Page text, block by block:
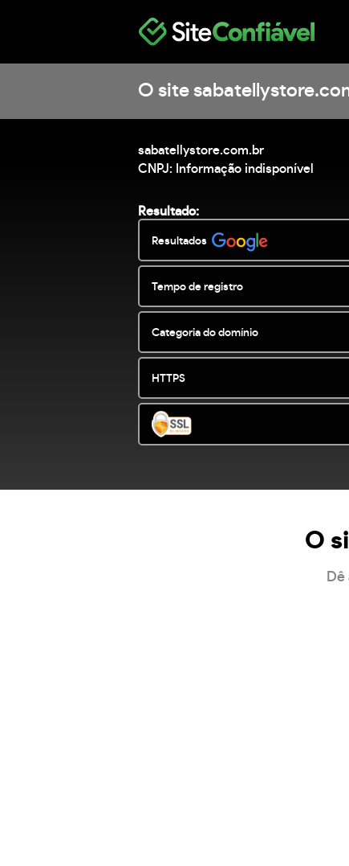
O site
sabatellystore.com.br
CNPJ: Informação indisponível
Resultado:
Resultados
Tempo de registro
Categoria do domínio
HTTPS
O